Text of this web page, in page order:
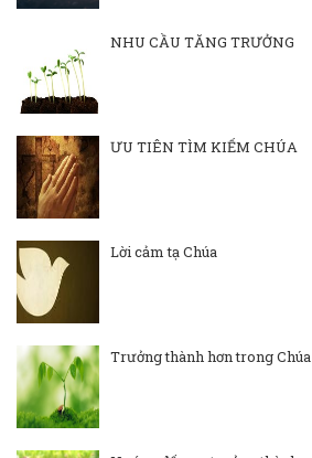
NHU CẦU TĂNG TRƯỞNG
ƯU TIÊN TÌM KIẾM CHÚA
Lời cảm tạ Chúa
Trưởng thành hơn trong Chúa